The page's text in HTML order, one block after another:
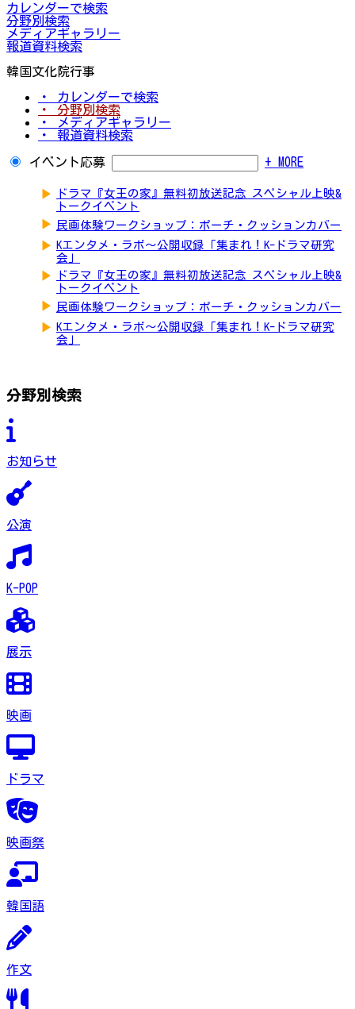
カレンダーで検索
分野別検索
メディアギャラリー
報道資料検索
韓国文化院行事
・ カレンダーで検索
・ 分野別検索
・ メディアギャラリー
・ 報道資料検索
イベント応募 + MORE
▶
ドラマ『女王の家』無料初放送記念 スペシャル上映&
トークイベント
▶ 民画体験ワークショップ：ポーチ・クッションカバー
▶ Kエンタメ・ラボ～公開収録「集まれ！K-ドラマ研究
会」
▶
ドラマ『女王の家』無料初放送記念 スペシャル上映&
トークイベント
▶ 民画体験ワークショップ：ポーチ・クッションカバー
▶ Kエンタメ・ラボ～公開収録「集まれ！K-ドラマ研究
会」
分野別検索
お知らせ
公演
K-POP
展示
映画
ドラマ
映画祭
韓国語
作文